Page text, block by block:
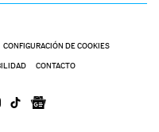
CONFIGURACIÓN DE COOKIES
CONTACTO